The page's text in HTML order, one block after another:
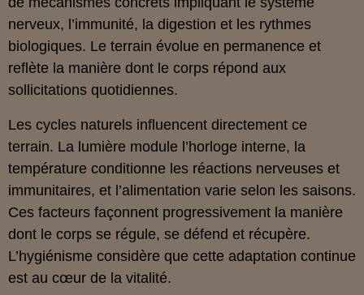
nerveux, l’immunité, la digestion et les rythmes
biologiques. Le terrain évolue en permanence et
reflète la manière dont le corps répond aux
sollicitations quotidiennes.
Les cycles naturels influencent directement ce
terrain. La lumière module l’horloge interne, la
température conditionne les réactions nerveuses et
immunitaires, et l’alimentation varie selon les saisons.
Ces facteurs façonnent progressivement la manière
dont le corps se régule, se défend et récupère.
L’hygiénisme considère que cette adaptation continue
est au cœur de la vitalité.